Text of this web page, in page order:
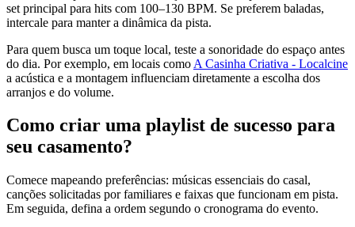
set principal para hits com 100–130 BPM. Se preferem baladas,
intercale para manter a dinâmica da pista.
Para quem busca um toque local, teste a sonoridade do espaço antes
do dia. Por exemplo, em locais como A Casinha Criativa - Localcine
a acústica e a montagem influenciam diretamente a escolha dos
arranjos e do volume.
Como criar uma playlist de sucesso para
seu casamento?
Comece mapeando preferências: músicas essenciais do casal,
canções solicitadas por familiares e faixas que funcionam em pista.
Em seguida, defina a ordem segundo o cronograma do evento.